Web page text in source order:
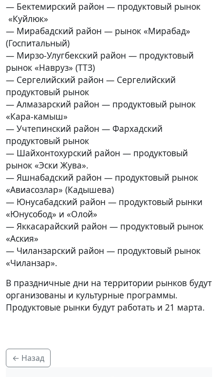
— Бектемирский район — продуктовый рынок
«Куйлюк»
— Мирабадский район — рынок «Мирабад»
(Госпитальный)
— Мирзо-Улугбекский район — продуктовый
рынок «Навруз» (ТТЗ)
— Сергелийский район — Сергелийский
продуктовый рынок
— Алмазарский район — продуктовый рынок
«Кара-камыш»
— Учтепинский район — Фархадский
продуктовый рынок
— Шайхонтохурский район — продуктовый
рынок «Эски Жува».
— Яшнабадский район — продуктовый рынок
«Авиасозлар» (Кадышева)
— Юнусабадский район — продуктовый рынки
«Юнусобод» и «Олой»
— Яккасарайский район — продуктовый рынок
«Аския»
— Чиланзарский район — продуктовый рынок
«Чиланзар».
В праздничные дни на территории рынков будут
организованы и культурные программы.
Продуктовые рынки будут работать и 21 марта.
← Назад